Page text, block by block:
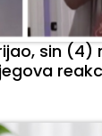
sin (4)